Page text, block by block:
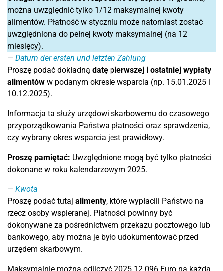
można uwzględnić tylko 1/12 maksymalnej kwoty
alimentów. Płatność w styczniu może natomiast zostać
uwzględniona do pełnej kwoty maksymalnej (na 12
miesięcy).
Datum der ersten und letzten Zahlung
Proszę podać dokładną datę pierwszej i ostatniej wypłaty
alimentów w podanym okresie wsparcia (np. 15.01.2025 i
10.12.2025).
Informacja ta służy urzędowi skarbowemu do czasowego
przyporządkowania Państwa płatności oraz sprawdzenia,
czy wybrany okres wsparcia jest prawidłowy.
Proszę pamiętać: Uwzględnione mogą być tylko płatności
dokonane w roku kalendarzowym 2025.
Kwota
Proszę podać tutaj alimenty, które wypłacili Państwo na
rzecz osoby wspieranej. Płatności powinny być
dokonywane za pośrednictwem przekazu pocztowego lub
bankowego, aby można je było udokumentować przed
urzędem skarbowym.
Maksymalnie można odliczyć 2025 12.096 Euro na każdą